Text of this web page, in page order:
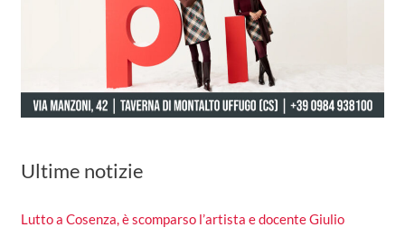
Ultime notizie
Lutto a Cosenza, è scomparso l’artista e docente Giulio